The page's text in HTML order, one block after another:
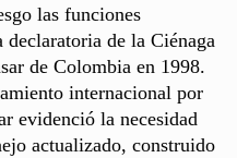
las funciones
de la Ciénaga
de Colombia en 1998.
internacional por
evidenció la necesidad
actualizado, construido